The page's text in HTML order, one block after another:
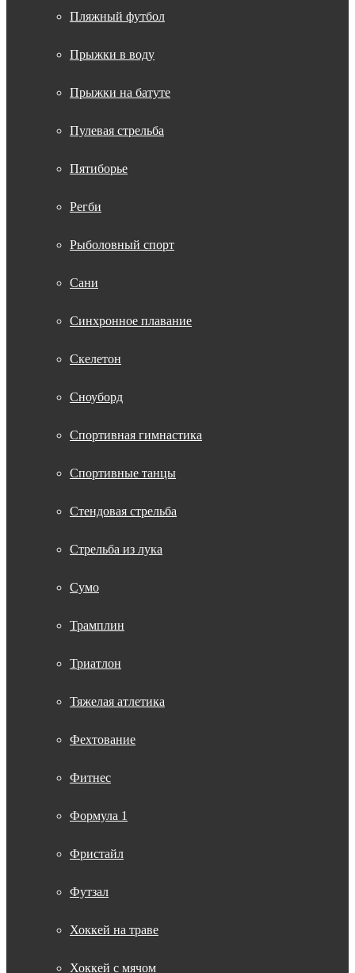
Пляжный футбол
Прыжки в воду
Прыжки на батуте
Пулевая стрельба
Пятиборье
Регби
Рыболовный спорт
Сани
Синхронное плавание
Скелетон
Сноуборд
Спортивная гимнастика
Спортивные танцы
Стендовая стрельба
Стрельба из лука
Сумо
Трамплин
Триатлон
Тяжелая атлетика
Фехтование
Фитнес
Формула 1
Фристайл
Футзал
Хоккей на траве
Хоккей с мячом